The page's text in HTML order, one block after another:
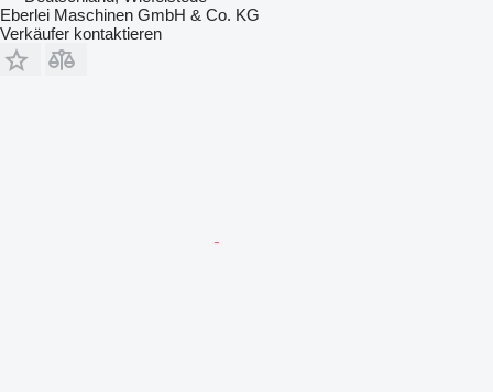
Eberlei Maschinen GmbH & Co. KG
Verkäufer kontaktieren